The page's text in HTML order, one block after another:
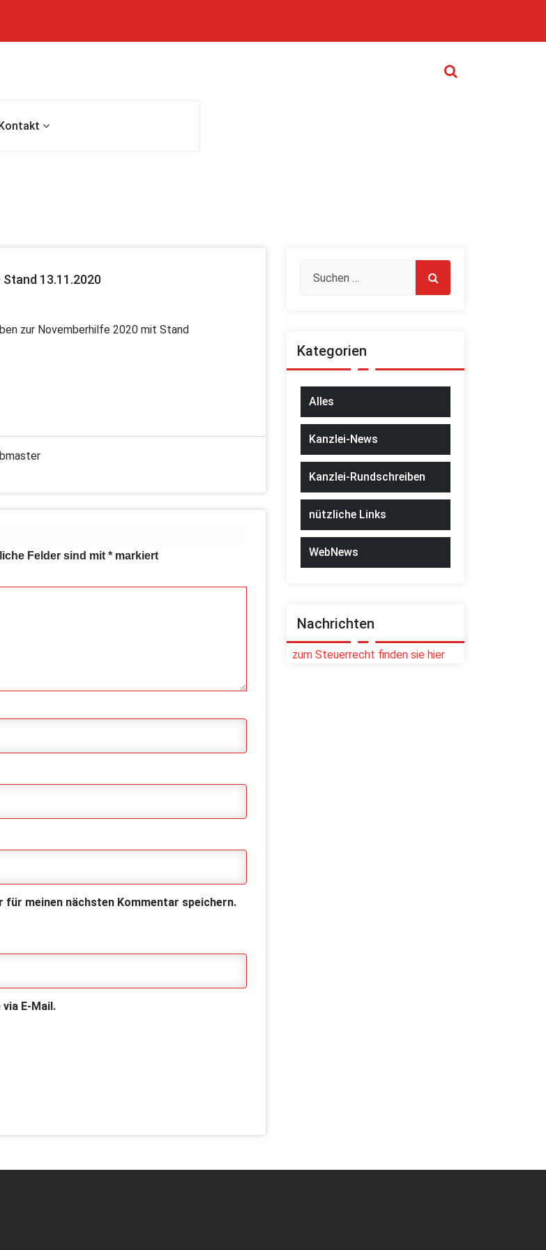
Stand 13.11.2020
zur Novemberhilfe 2020 mit Stand
Felder sind mit * markiert
für meinen nächsten Kommentar speichern.
E-Mail.
Kategorien
Alles
Kanzlei-News
Kanzlei-Rundschreiben
nützliche Links
WebNews
Nachrichten
zum Steuerrecht finden sie hier